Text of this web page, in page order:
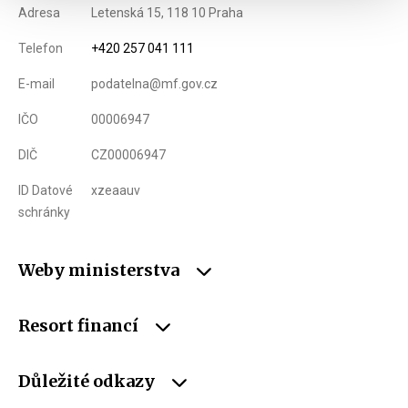
Adresa Letenská 15, 118 10 Praha
Telefon +420 257 041 111
E-mail podatelna@mf.gov.cz
IČO 00006947
DIČ CZ00006947
ID Datové
schránky
xzeaauv
Weby ministerstva
Resort financí
Důležité odkazy